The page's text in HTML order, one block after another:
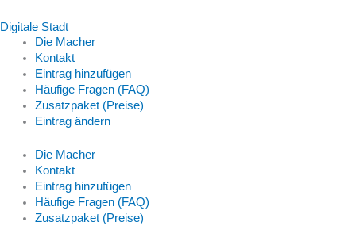
Digitale Stadt
Die Macher
Kontakt
Eintrag hinzufügen
Häufige Fragen (FAQ)
Zusatzpaket (Preise)
Eintrag ändern
Die Macher
Kontakt
Eintrag hinzufügen
Häufige Fragen (FAQ)
Zusatzpaket (Preise)